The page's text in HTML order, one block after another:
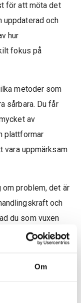
Om
för att möta det
uppdaterad och
hur
fokus på
metoder som
sårbara. Du får
av
plattformar
vara uppmärksam
om problem, det är
och
du som vuxen
i tid, hur du
för unga och
är på väg att gå